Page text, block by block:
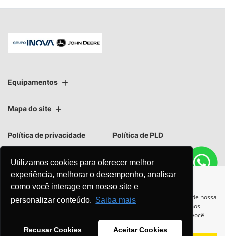
Utilizamos cookies para oferecer melhor
experiência, melhorar o desempenho, analisar
como você interage em nosso site e
personalizar conteúdo. Saiba mais
Recusar Cookies Aceitar Cookies
Equipamentos
Mapa do site
Política de privacidade Política de PLD
No trânsito, enxergar o outro
Para otimizar sua experiência durante a navegação, fazemos uso de nossa
política de cookies e para proteger seus dados pessoais respeitamos
. Ao seguir com a navegação e visita você